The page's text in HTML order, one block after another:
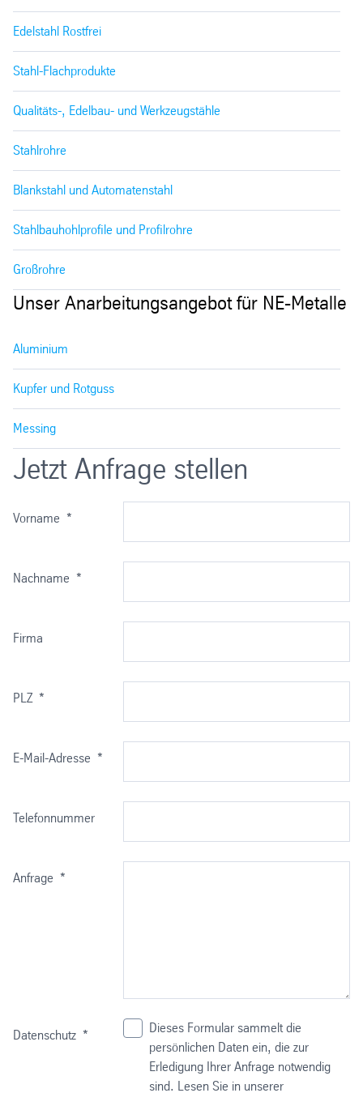
Edelstahl Rostfrei
Stahl-Flachprodukte
Qualitäts-, Edelbau- und Werkzeugstähle
Stahlrohre
Blankstahl und Automatenstahl
Stahlbauhohlprofile und Profilrohre
Großrohre
Unser Anarbeitungsangebot für NE-Metalle
Aluminium
Kupfer und Rotguss
Messing
Jetzt Anfrage stellen
Vorname *
Nachname *
Firma
PLZ *
E-Mail-Adresse *
Telefonnummer
Anfrage *
Datenschutz *
Dieses Formular sammelt die
persönlichen Daten ein, die zur
Erledigung Ihrer Anfrage notwendig
sind. Lesen Sie in unserer